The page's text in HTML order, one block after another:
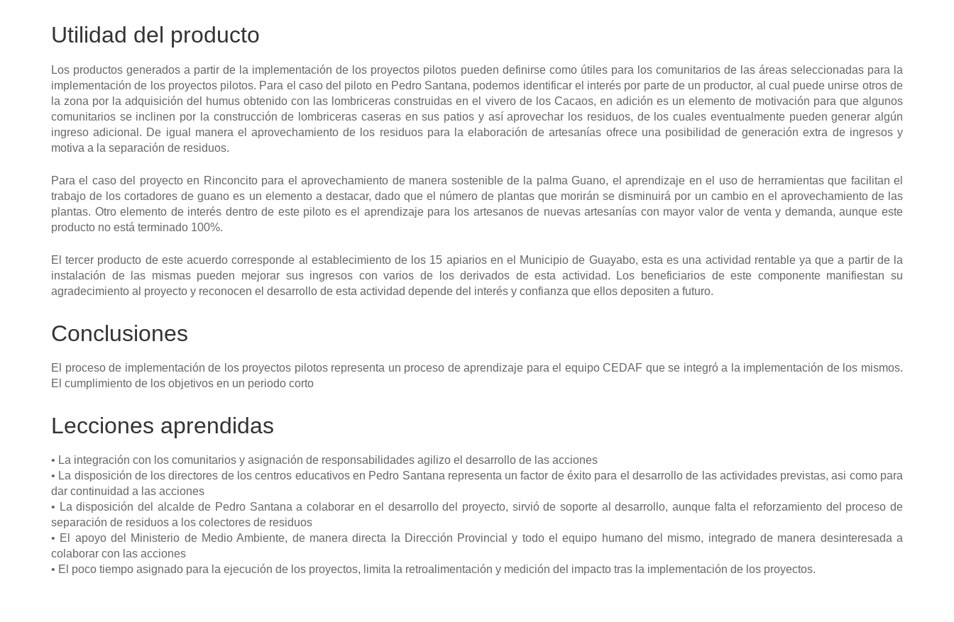
Utilidad del producto
Los productos generados a partir de la implementación de los proyectos pilotos pueden definirse como útiles para los comunitarios de las áreas seleccionadas para la
implementación de los proyectos pilotos. Para el caso del piloto en Pedro Santana, podemos identificar el interés por parte de un productor, al cual puede unirse otros de
la zona por la adquisición del humus obtenido con las lombriceras construidas en el vivero de los Cacaos, en adición es un elemento de motivación para que algunos
comunitarios se inclinen por la construcción de lombriceras caseras en sus patios y así aprovechar los residuos, de los cuales eventualmente pueden generar algún
ingreso adicional. De igual manera el aprovechamiento de los residuos para la elaboración de artesanías ofrece una posibilidad de generación extra de ingresos y
motiva a la separación de residuos.
Para el caso del proyecto en Rinconcito para el aprovechamiento de manera sostenible de la palma Guano, el aprendizaje en el uso de herramientas que facilitan el
trabajo de los cortadores de guano es un elemento a destacar, dado que el número de plantas que morirán se disminuirá por un cambio en el aprovechamiento de las
plantas. Otro elemento de interés dentro de este piloto es el aprendizaje para los artesanos de nuevas artesanías con mayor valor de venta y demanda, aunque este
producto no está terminado 100%.
El tercer producto de este acuerdo corresponde al establecimiento de los 15 apiarios en el Municipio de Guayabo, esta es una actividad rentable ya que a partir de la
instalación de las mismas pueden mejorar sus ingresos con varios de los derivados de esta actividad. Los beneficiarios de este componente manifiestan su
agradecimiento al proyecto y reconocen el desarrollo de esta actividad depende del interés y confianza que ellos depositen a futuro.
Conclusiones
El proceso de implementación de los proyectos pilotos representa un proceso de aprendizaje para el equipo CEDAF que se integró a la implementación de los mismos.
El cumplimiento de los objetivos en un periodo corto
Lecciones aprendidas
• La integración con los comunitarios y asignación de responsabilidades agilizo el desarrollo de las acciones
• La disposición de los directores de los centros educativos en Pedro Santana representa un factor de éxito para el desarrollo de las actividades previstas, asi como para
dar continuidad a las acciones
• La disposición del alcalde de Pedro Santana a colaborar en el desarrollo del proyecto, sirvió de soporte al desarrollo, aunque falta el reforzamiento del proceso de
separación de residuos a los colectores de residuos
• El apoyo del Ministerio de Medio Ambiente, de manera directa la Dirección Provincial y todo el equipo humano del mismo, integrado de manera desinteresada a
colaborar con las acciones
• El poco tiempo asignado para la ejecución de los proyectos, limita la retroalimentación y medición del impacto tras la implementación de los proyectos.